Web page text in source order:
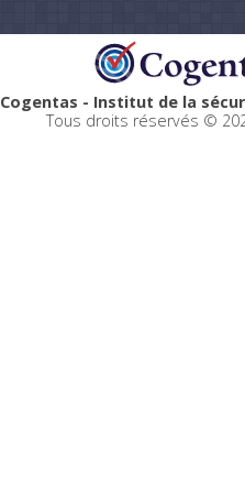
Cogentas - Institut de la
Tous droits réservés ©